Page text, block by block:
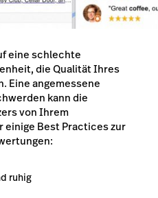
eine schlechte
die Qualität Ihres
Eine angemessene
kann die
von Ihrem
einige Best Practices zur
:
ruhig